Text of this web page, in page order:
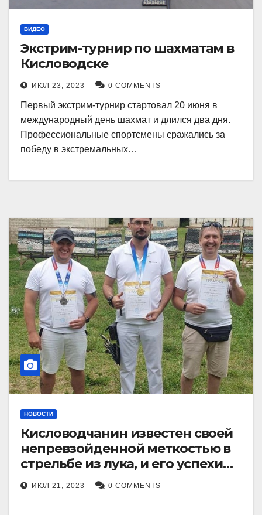
ВИДЕО
Экстрим-турнир по шахматам в
Кисловодске
ИЮЛ 23, 2023 0 COMMENTS
Первый экстрим-турнир стартовал 20 июня в
международный день шахмат и длился два дня.
Профессиональные спортсмены сражались за
победу в экстремальных…
НОВОСТИ
Кисловодчанин известен своей
непревзойденной меткостью в
стрельбе из лука, и его успехи
прославили его в
Ставропольском крае.
ИЮЛ 21, 2023 0 COMMENTS